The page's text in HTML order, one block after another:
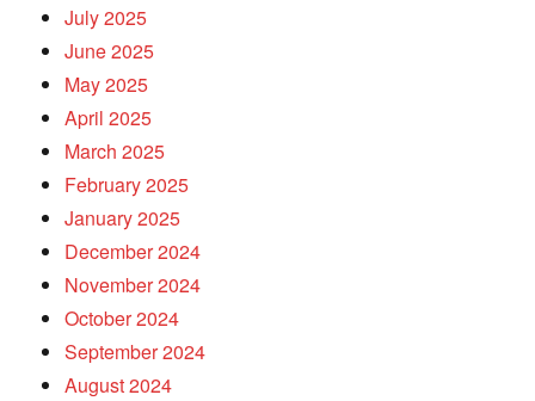
July 2025
June 2025
May 2025
April 2025
March 2025
February 2025
January 2025
December 2024
November 2024
October 2024
September 2024
August 2024